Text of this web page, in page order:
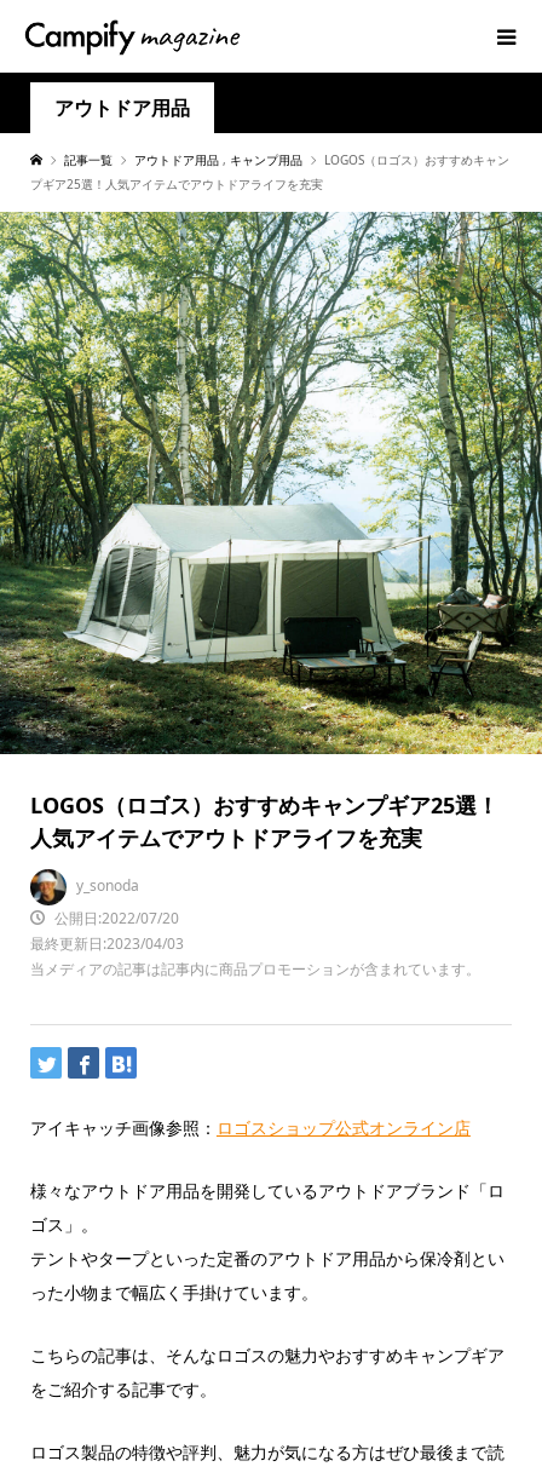
アウトドア用品
記事一覧 アウトドア用品 , キャンプ用品
LOGOS（ロゴス）おすすめキャン
プギア25選！人気アイテムでアウトドアライフを充実
LOGOS（ロゴス）おすすめキャンプギア25選！
人気アイテムでアウトドアライフを充実
y_sonoda
公開日:2022/07/20
最終更新日:2023/04/03
当メディアの記事は記事内に商品プロモーションが含まれています。
アイキャッチ画像参照： ロゴスショップ公式オンライン店
様々なアウトドア用品を開発しているアウトドアブランド「ロ
ゴス」。
テントやタープといった定番のアウトドア用品から保冷剤とい
った小物まで幅広く手掛けています。
こちらの記事は、そんなロゴスの魅力やおすすめキャンプギア
をご紹介する記事です。
ロゴス製品の特徴や評判、魅力が気になる方はぜひ最後まで読